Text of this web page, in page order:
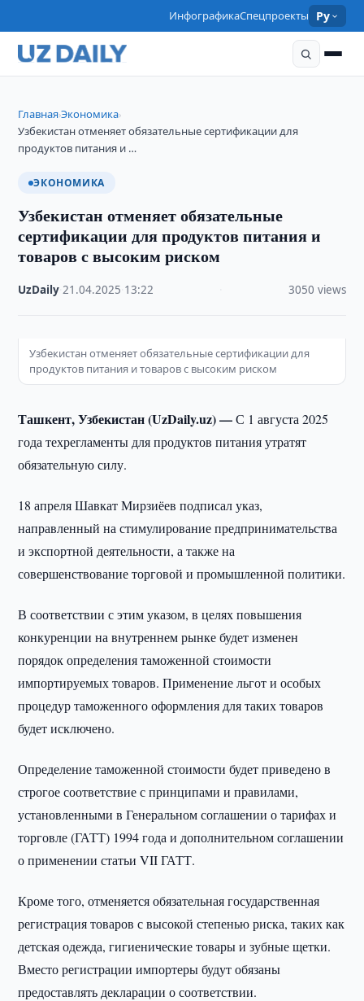
ИнфографикаСпецпроекты Ру
Главная›Экономика›
Узбекистан отменяет обязательные сертификации для
продуктов питания и …
ЭКОНОМИКА
Узбекистан отменяет обязательные
сертификации для продуктов питания и
товаров с высоким риском
UzDaily ·21.04.2025 13:22 3050 views
Узбекистан отменяет обязательные сертификации для
продуктов питания и товаров с высоким риском
Ташкент, Узбекистан (UzDaily.uz) —С 1 августа 2025
года техрегламенты для продуктов питания утратят
обязательную силу.
18 апреля Шавкат Мирзиёев подписал указ,
направленный на стимулирование предпринимательства
и экспортной деятельности, а также на
совершенствование торговой и промышленной политики.
В соответствии с этим указом, в целях повышения
конкуренции на внутреннем рынке будет изменен
порядок определения таможенной стоимости
импортируемых товаров. Применение льгот и особых
процедур таможенного оформления для таких товаров
будет исключено.
Определение таможенной стоимости будет приведено в
строгое соответствие с принципами и правилами,
установленными в Генеральном соглашении о тарифах и
торговле (ГАТТ) 1994 года и дополнительном соглашении
о применении статьи VII ГАТТ.
Кроме того, отменяется обязательная государственная
регистрация товаров с высокой степенью риска, таких как
детская одежда, гигиенические товары и зубные щетки.
Вместо регистрации импортеры будут обязаны
предоставлять декларации о соответствии.